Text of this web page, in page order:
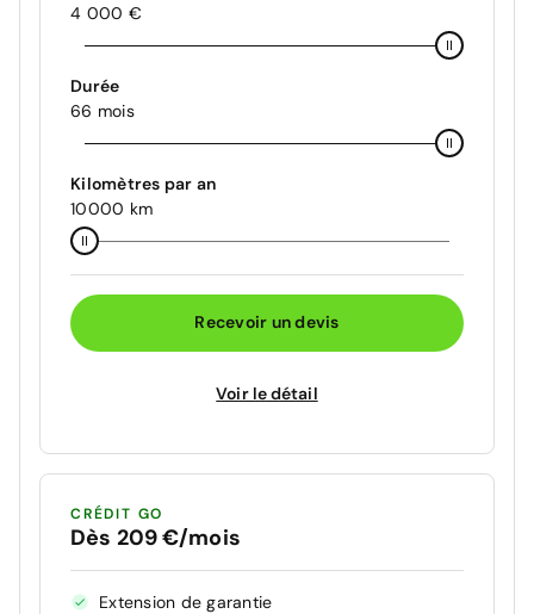
4 000 €
Durée
66 mois
Kilomètres par an
10000 km
Recevoir un devis
Voir le détail
CRÉDIT GO
Dès 209 €/mois
Extension de garantie